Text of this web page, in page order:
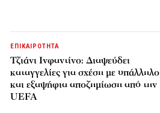
ΕΠΙΚΑΙΡΟΤΗΤΑ
Τζιάνι Ινφαντίνο: Διαψεύδει
καταγγελίες για σχέση με υπάλληλο
και εξαψήφια αποζημίωση από την
UEFA